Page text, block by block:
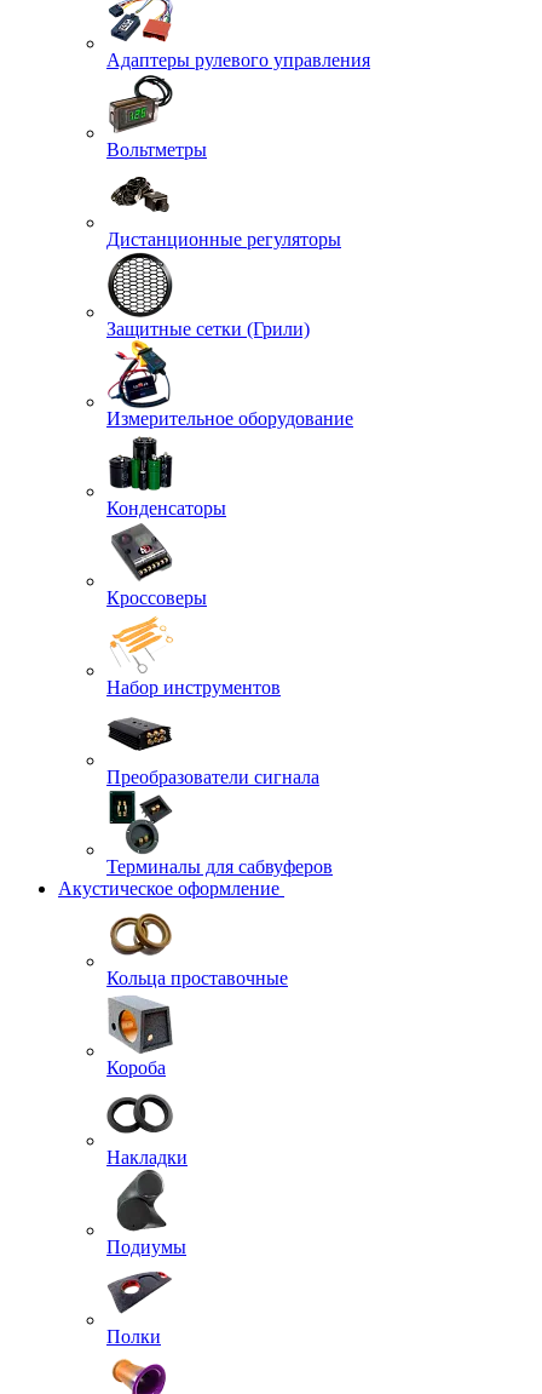
Адаптеры рулевого управления
Вольтметры
Дистанционные регуляторы
Защитные сетки (Грили)
Измерительное оборудование
Конденсаторы
Кроссоверы
Набор инструментов
Преобразователи сигнала
Терминалы для сабвуферов
Акустическое оформление
Кольца проставочные
Короба
Накладки
Подиумы
Полки